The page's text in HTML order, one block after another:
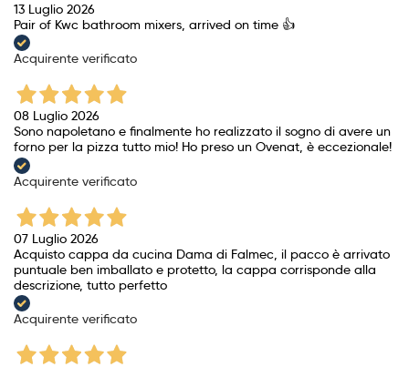
13 Luglio 2026
Pair of Kwc bathroom mixers, arrived on time 👍
Acquirente verificato
08 Luglio 2026
Sono napoletano e finalmente ho realizzato il sogno di avere un
forno per la pizza tutto mio! Ho preso un Ovenat, è eccezionale!
Acquirente verificato
07 Luglio 2026
Acquisto cappa da cucina Dama di Falmec, il pacco è arrivato
puntuale ben imballato e protetto, la cappa corrisponde alla
descrizione, tutto perfetto
Acquirente verificato